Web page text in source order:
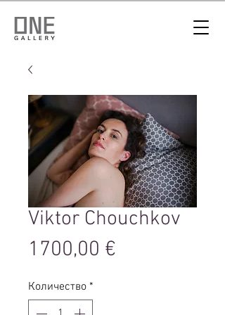
Viktor Chouchkov
1700,00 €
Количество *